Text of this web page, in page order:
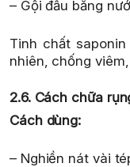
– Gội đầu bằng
Tinh chất
nhiên, chống
2.6. Cách chữa
Cách dùng:
– Nghiền nát vài